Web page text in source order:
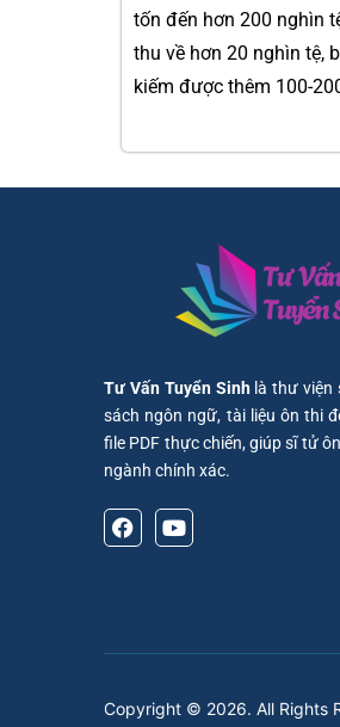
tốn đến hơn 200 nghìn
thu về hơn 20 nghìn tệ,
kiếm được thêm 100-
Tư Vấn Tuyển Sinhlà thư viện
sách ngôn ngữ, tài liệu ôn thi
file PDF thực chiến, giúp sĩ tử
ngành chính xác.
Copyright © 2026. All Rights